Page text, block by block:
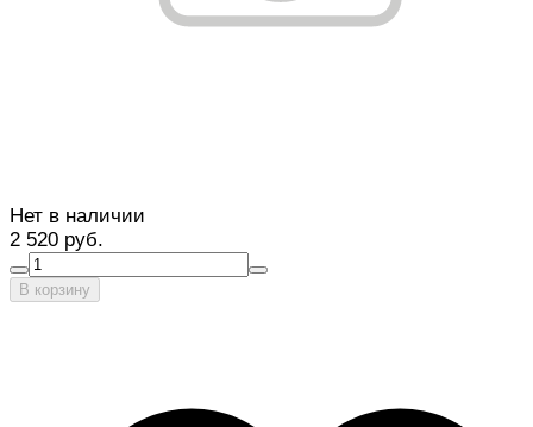
Нет в наличии
2 520 руб.
В корзину